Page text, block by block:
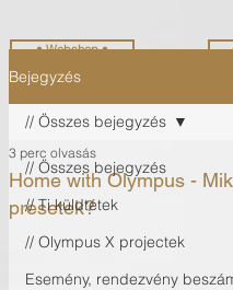
Bejegyzés
// Összes bejegyzés
// Ti küldtétek
// Olympus X projectek
Esemény, rendezvény
// Összes bejegyzés
Home with Olympus -
presetek?
3 perc olvasás
• Webshop •